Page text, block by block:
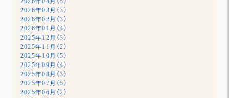
2026年03月（3）
2026年02月（3）
2026年01月（4）
2025年12月（3）
2025年11月（2）
2025年10月（5）
2025年09月（4）
2025年08月（3）
2025年07月（5）
2025年06月（2）